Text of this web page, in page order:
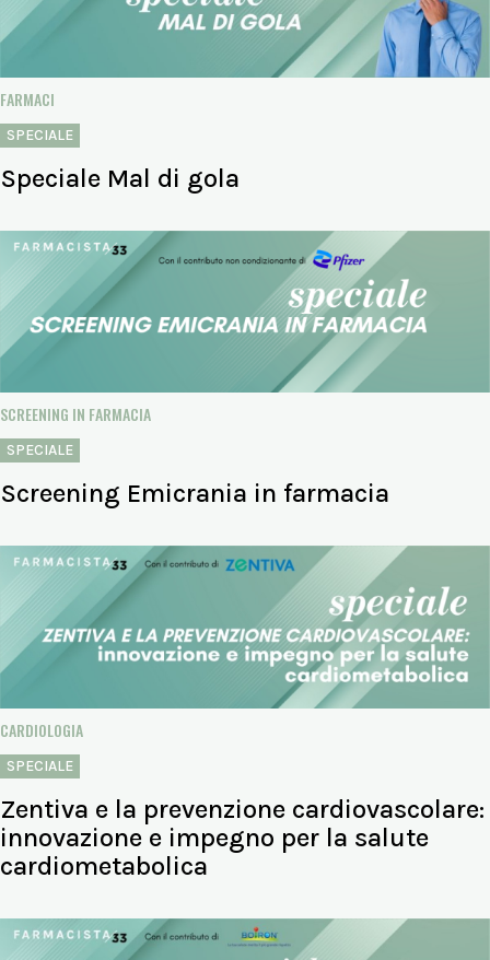
FARMACI
SPECIALE
Speciale Mal di gola
SCREENING IN FARMACIA
SPECIALE
Screening Emicrania in farmacia
CARDIOLOGIA
SPECIALE
Zentiva e la prevenzione cardiovascolare:
innovazione e impegno per la salute
cardiometabolica